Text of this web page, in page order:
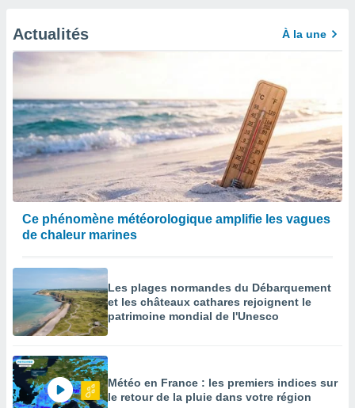
Actualités À la une
Ce phénomène météorologique amplifie les vagues
de chaleur marines
Les plages normandes du Débarquement
et les châteaux cathares rejoignent le
patrimoine mondial de l'Unesco
Météo en France : les premiers indices sur
le retour de la pluie dans votre région